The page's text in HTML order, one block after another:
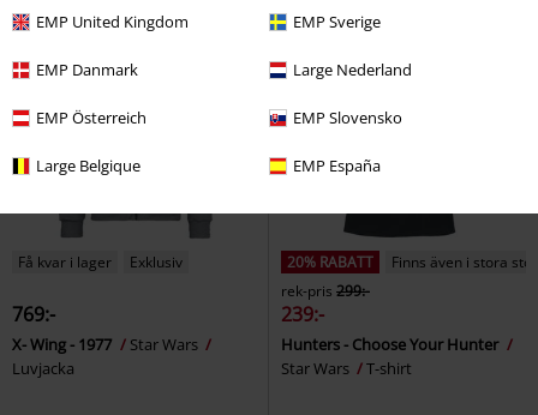
EMP United Kingdom EMP Sverige
EMP Danmark Large Nederland
EMP Österreich EMP Slovensko
Large Belgique EMP España
Få kvar i lager Exklusiv
769:-
X- Wing - 1977
Star Wars
Luvjacka
20% RABATT
Finns även i stora
rek-pris 299:-
239:-
Hunters - Choose Your Hunter
Star Wars
T-shirt